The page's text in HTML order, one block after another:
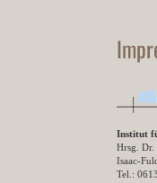
Institut
Hrsg. Dr.
Isaac-
Tel.: